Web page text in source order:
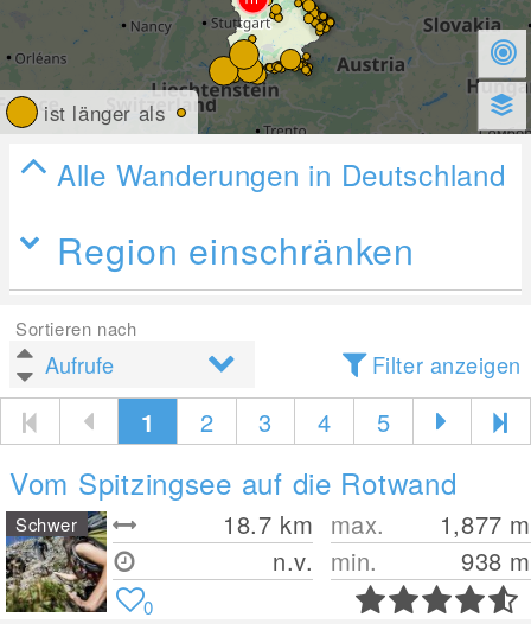
ist länger als
Alle Wanderungen in Deutschland
Region einschränken
Sortieren nach
Filter anzeigen
1 2 3 4 5
Vom Spitzingsee auf die Rotwand
18.7 km
n.v.
max. 1,877 m
min.
938 m
Schwer
0